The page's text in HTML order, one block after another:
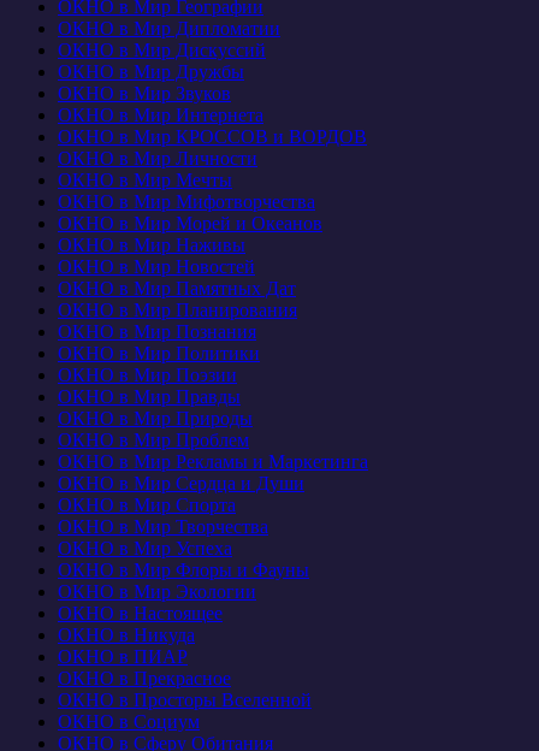
ОКНО в Мир Географии
ОКНО в Мир Дипломатии
ОКНО в Мир Дискуссий
ОКНО в Мир Дружбы
ОКНО в Мир Звуков
ОКНО в Мир Интернета
ОКНО в Мир КРОССОВ и ВОРДОВ
ОКНО в Мир Личности
ОКНО в Мир Мечты
ОКНО в Мир Мифотворчества
ОКНО в Мир Морей и Океанов
ОКНО в Мир Наживы
ОКНО в Мир Новостей
ОКНО в Мир Памятных Дат
ОКНО в Мир Планирования
ОКНО в Мир Познания
ОКНО в Мир Политики
ОКНО в Мир Поэзии
ОКНО в Мир Правды
ОКНО в Мир Природы
ОКНО в Мир Проблем
ОКНО в Мир Рекламы и Маркетинга
ОКНО в Мир Сердца и Души
ОКНО в Мир Спорта
ОКНО в Мир Творчества
ОКНО в Мир Успеха
ОКНО в Мир Флоры и Фауны
ОКНО в Мир Экологии
ОКНО в Настоящее
ОКНО в Никуда
ОКНО в ПИАР
ОКНО в Прекрасное
ОКНО в Просторы Вселенной
ОКНО в Социум
ОКНО в Сферу Обитания